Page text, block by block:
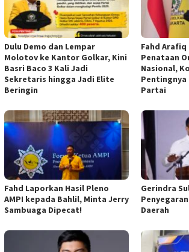
Dulu Demo dan Lempar
Molotov ke Kantor Golkar, Kini
Basri Baco 3 Kali Jadi
Sekretaris hingga Jadi Elite
Beringin
Fahd
Penataan
Nasional,
Pentingnya
Partai
Fahd Laporkan Hasil Pleno
AMPI kepada Bahlil, Minta Jerry
Sambuaga Dipecat!
Gerindra
Daerah